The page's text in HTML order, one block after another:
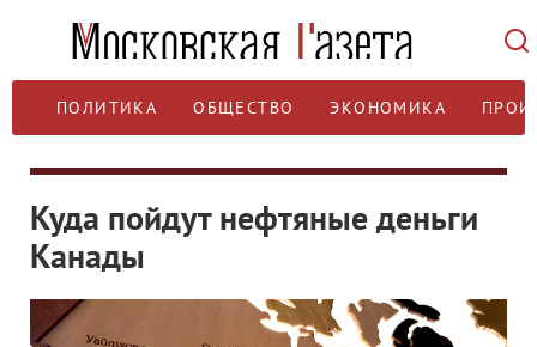
ПОЛИТИКА ОБЩЕСТВО ЭКОНОМИКА
Куда пойдут нефтяные деньги
Канады